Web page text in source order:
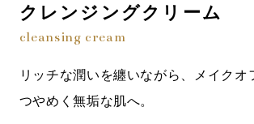
クレンジングクリーム
cleansing cream
リッチな潤いを纏いながら、メイクオ
つやめく無垢な肌へ。